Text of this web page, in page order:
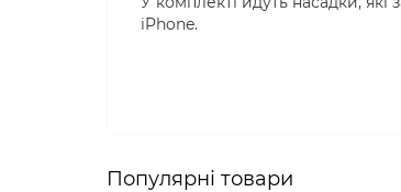
iPhone.
Популярні товари